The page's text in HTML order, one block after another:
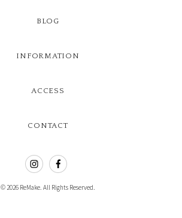
BLOG
INFORMATION
ACCESS
CONTACT
© 2026 ReMake. All Rights Reserved.